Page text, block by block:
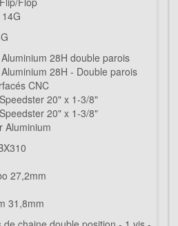
28H double parois
28H - Double parois
CNC
20" x 1-3/8"
20" x 1-3/8"
Aluminium
27,2mm
31,8mm